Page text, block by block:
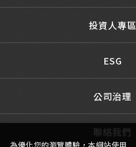
投資人專區
ESG
公司治理
聯絡我們
為優化您的瀏覽體驗，本網站使用